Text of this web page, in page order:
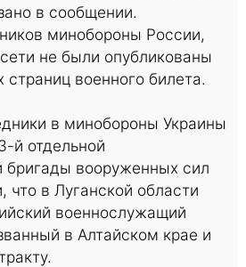
в сообщении.
минобороны России,
не были опубликованы
страниц военного билета.
в минобороны Украины
й отдельной
бригады вооруженных сил
что в Луганской области
военнослужащий
в Алтайском крае и